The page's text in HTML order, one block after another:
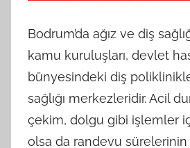
Bodrum’da ağız ve diş
kamu kuruluşları, devlet
bünyesindeki diş
sağlığı merkezleridir. Acil
çekim, dolgu gibi işlemler
olsa da randevu sürelerinin